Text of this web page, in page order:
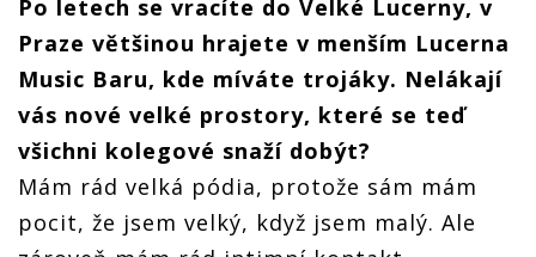
Po letech se vracíte do Velké Lucerny, v
Praze většinou hrajete v menším Lucerna
Music Baru, kde míváte trojáky. Nelákají
vás nové velké prostory, které se teď
všichni kolegové snaží dobýt?
Mám rád velká pódia, protože sám mám
pocit, že jsem velký, když jsem malý. Ale